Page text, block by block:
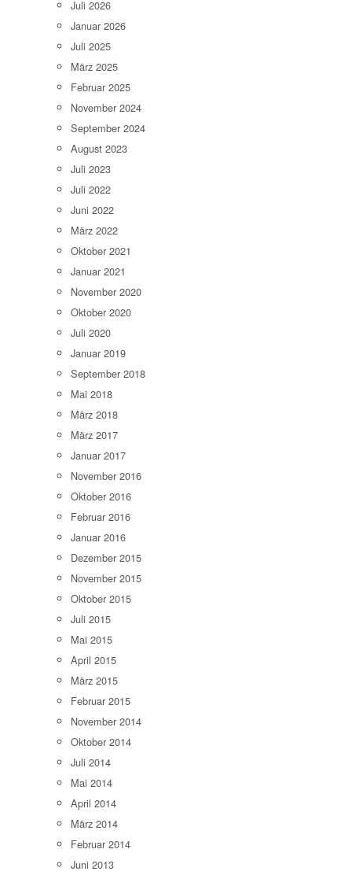
Juli 2026
Januar 2026
Juli 2025
März 2025
Februar 2025
November 2024
September 2024
August 2023
Juli 2023
Juli 2022
Juni 2022
März 2022
Oktober 2021
Januar 2021
November 2020
Oktober 2020
Juli 2020
Januar 2019
September 2018
Mai 2018
März 2018
März 2017
Januar 2017
November 2016
Oktober 2016
Februar 2016
Januar 2016
Dezember 2015
November 2015
Oktober 2015
Juli 2015
Mai 2015
April 2015
März 2015
Februar 2015
November 2014
Oktober 2014
Juli 2014
Mai 2014
April 2014
März 2014
Februar 2014
Juni 2013